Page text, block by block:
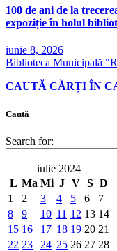
100 de ani de la
expoziție în holul
iunie 8, 2026
Biblioteca Municipală
CAUTĂ CĂRȚI ÎN
Caută
Search for:
iulie 2024
L Ma Mi J V S D
1
2 3 4 5 6
7
8
9 10 11 12 13 14
15 16 17 18 19 20 21
22 23 24 25 26 27 28